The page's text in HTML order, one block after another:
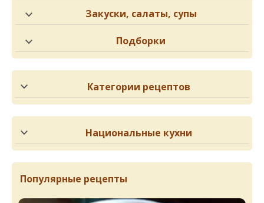
Закуски, салаты, супы
Подборки
Категории рецептов
Национальные кухни
Популярные рецепты